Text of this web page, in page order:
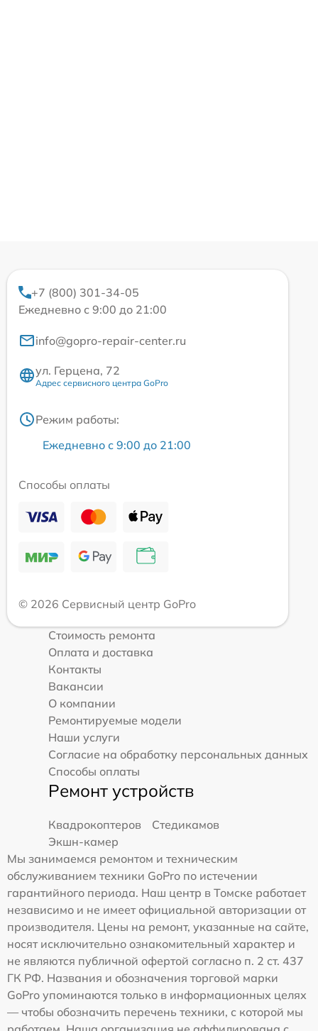
+7 (800) 301-34-05
Ежедневно с 9:00 до 21:00
info@gopro-repair-center.ru
ул. Герцена, 72
Адрес сервисного центра GoPro
Режим работы:
Ежедневно с 9:00 до 21:00
Способы оплаты
© 2026 Сервисный центр GoPro
Стоимость ремонта
Оплата и доставка
Контакты
Вакансии
О компании
Ремонтируемые модели
Наши услуги
Согласие на обработку персональных данных
Способы оплаты
Ремонт устройств
Квадрокоптеров
Стедикамов
Экшн-камер
Мы занимаемся ремонтом и техническим
обслуживанием техники GoPro по истечении
гарантийного периода. Наш центр в Томске работает
независимо и не имеет официальной авторизации от
производителя. Цены на ремонт, указанные на сайте,
носят исключительно ознакомительный характер и
не являются публичной офертой согласно п. 2 ст. 437
ГК РФ. Названия и обозначения торговой марки
GoPro упоминаются только в информационных целях
— чтобы обозначить перечень техники, с которой мы